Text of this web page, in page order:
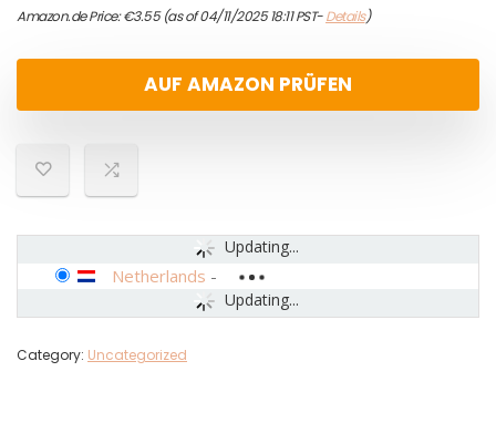
Amazon.de Price:€3.55(as of 04/11/2025 18:11 PST-Details)
AUF AMAZON PRÜFEN
Updating...
Updating...
Netherlands -
Category: Uncategorized